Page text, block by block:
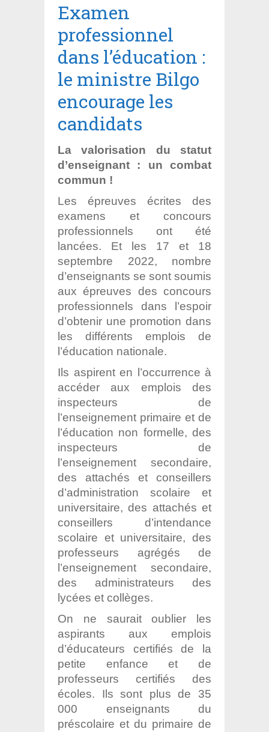
Examen
professionnel
dans l’éducation :
le ministre Bilgo
encourage les
candidats
La valorisation du statut
d’enseignant : un combat
commun !
Les épreuves écrites des
examens et concours
professionnels ont été
lancées. Et les 17 et 18
septembre 2022, nombre
d’enseignants se sont soumis
aux épreuves des concours
professionnels dans l’espoir
d’obtenir une promotion dans
les différents emplois de
l’éducation nationale.
Ils aspirent en l’occurrence à
accéder aux emplois des
inspecteurs de
l’enseignement primaire et de
l’éducation non formelle, des
inspecteurs de
l’enseignement secondaire,
des attachés et conseillers
d’administration scolaire et
universitaire, des attachés et
conseillers d’intendance
scolaire et universitaire, des
professeurs agrégés de
l’enseignement secondaire,
des administrateurs des
lycées et collèges.
On ne saurait oublier les
aspirants aux emplois
d’éducateurs certifiés de la
petite enfance et de
professeurs certifiés des
écoles. Ils sont plus de 35
000 enseignants du
préscolaire et du primaire de